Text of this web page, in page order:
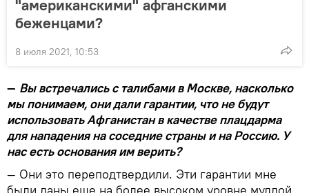
"американскими" афганскими
беженцами?
8 июля 2021, 10:53
— Вы встречались с талибами в Москве, насколько
мы понимаем, они дали гарантии, что не будут
использовать Афганистан в качестве плацдарма
для нападения на соседние страны и на Россию. У
нас есть основания им верить?
— Они это переподтвердили. Эти гарантии мне